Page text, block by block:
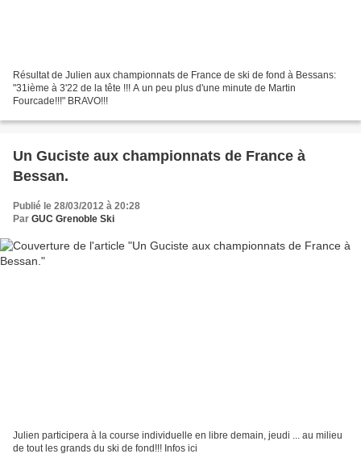
Résultat de Julien aux championnats de France de ski de fond à Bessans:
"31ième à 3'22 de la tête !!! A un peu plus d'une minute de Martin
Fourcade!!!" BRAVO!!!
Un Guciste aux championnats de France à
Bessan.
Publié le 28/03/2012 à 20:28
Par GUC Grenoble Ski
Julien participera à la course individuelle en libre demain, jeudi ... au milieu
de tout les grands du ski de fond!!! Infos ici